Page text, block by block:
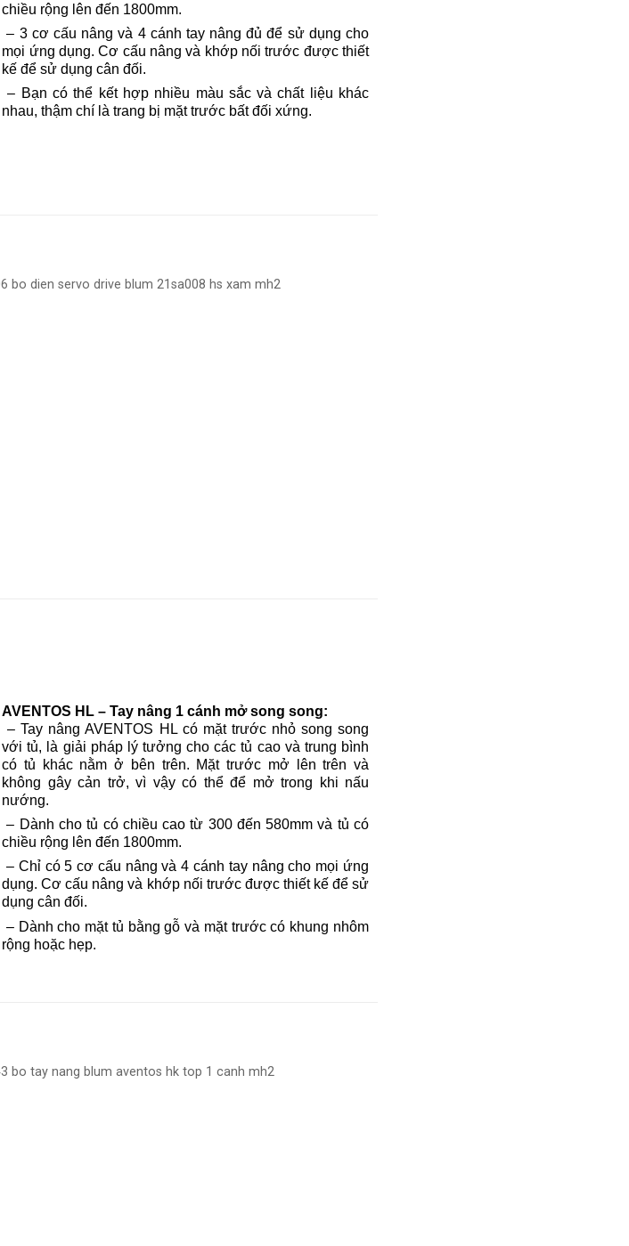
chiều rộng lên đến 1800mm.
– 3 cơ cấu nâng và 4 cánh tay nâng đủ để sử dụng cho
mọi ứng dụng. Cơ cấu nâng và khớp nối trước được thiết
kế để sử dụng cân đối.
– Bạn có thể kết hợp nhiều màu sắc và chất liệu khác
nhau, thậm chí là trang bị mặt trước bất đối xứng.
AVENTOS HL – Tay nâng 1 cánh mở song song:
– Tay nâng AVENTOS HL có mặt trước nhỏ song song
với tủ, là giải pháp lý tưởng cho các tủ cao và trung bình
có tủ khác nằm ở bên trên. Mặt trước mở lên trên và
không gây cản trở, vì vậy có thể để mở trong khi nấu
nướng.
– Dành cho tủ có chiều cao từ 300 đến 580mm và tủ có
chiều rộng lên đến 1800mm.
– Chỉ có 5 cơ cấu nâng và 4 cánh tay nâng cho mọi ứng
dụng. Cơ cấu nâng và khớp nối trước được thiết kế để sử
dụng cân đối.
– Dành cho mặt tủ bằng gỗ và mặt trước có khung nhôm
rộng hoặc hẹp.